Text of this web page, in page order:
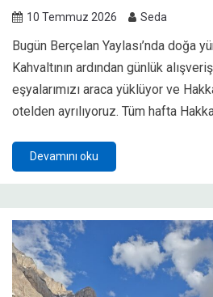
10 Temmuz 2026 Seda
Bugün Berçelan Yaylası’nda doğa
Kahvaltının ardından günlük
eşyalarımızı araca yüklüyor ve
otelden ayrılıyoruz. Tüm hafta
Devamını oku